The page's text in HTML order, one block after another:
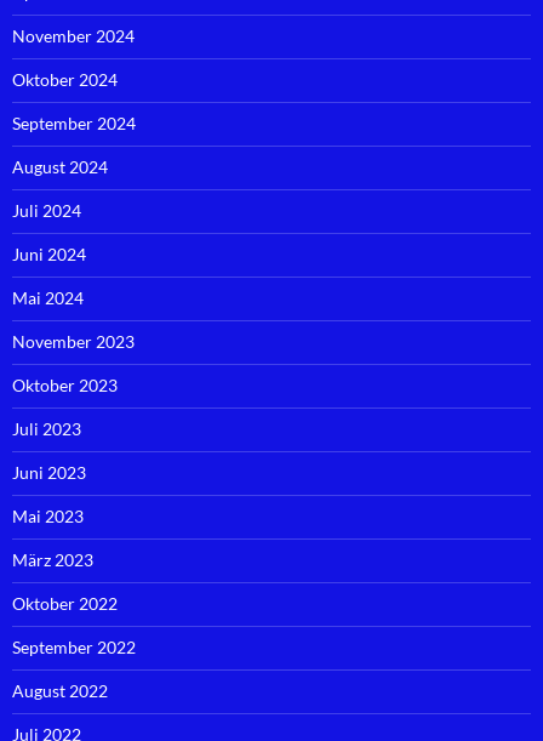
November 2024
Oktober 2024
September 2024
August 2024
Juli 2024
Juni 2024
Mai 2024
November 2023
Oktober 2023
Juli 2023
Juni 2023
Mai 2023
März 2023
Oktober 2022
September 2022
August 2022
Juli 2022